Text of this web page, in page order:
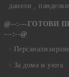
данели , панделки
@--:---ГОТОВИ
---:--@
За дома и уюта